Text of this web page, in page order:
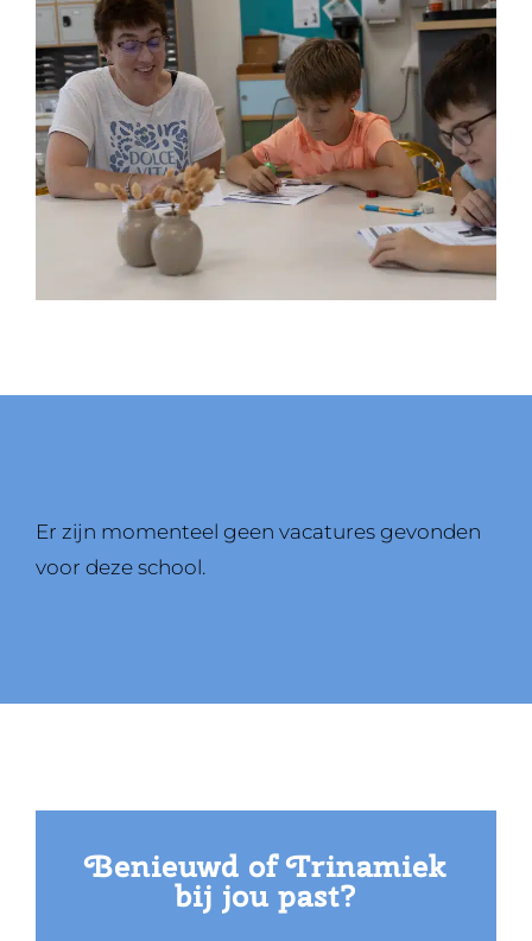
Er zijn momenteel geen vacatures gevonden
voor deze school.
Benieuwd of Trinamiek
bij jou past?